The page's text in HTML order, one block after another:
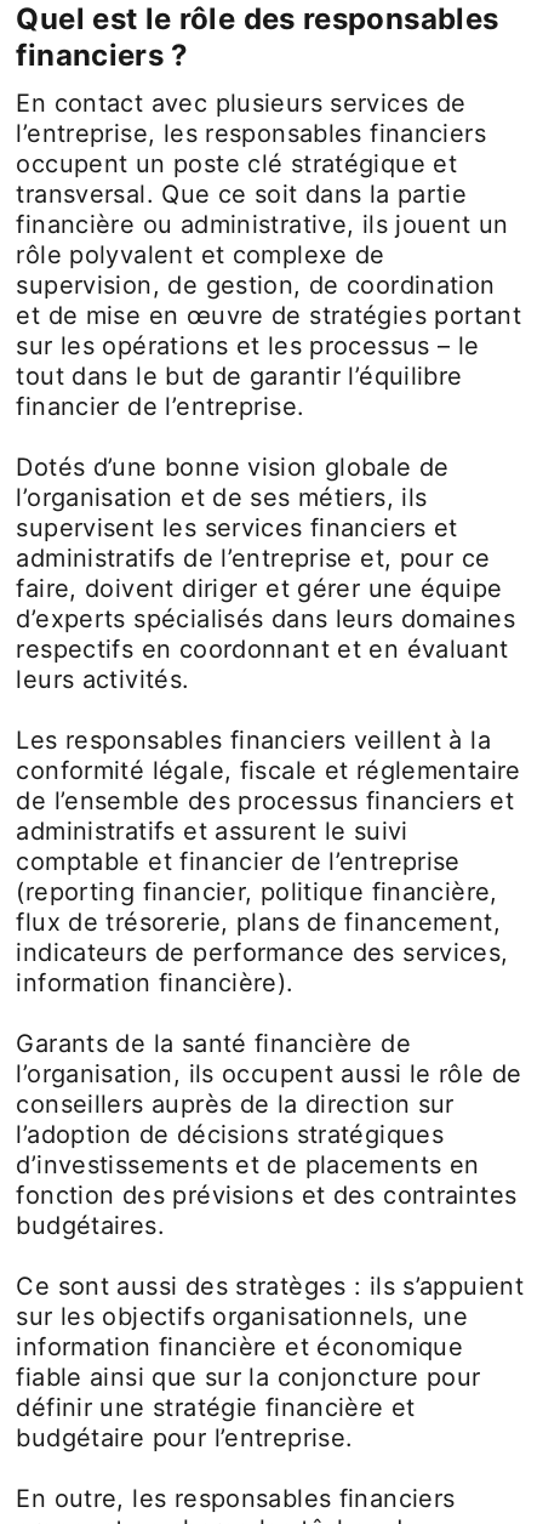
Quel est le rôle des responsables
financiers ?
En contact avec plusieurs services de
l’entreprise, les responsables financiers
occupent un poste clé stratégique et
transversal. Que ce soit dans la partie
financière ou administrative, ils jouent un
rôle polyvalent et complexe de
supervision, de gestion, de coordination
et de mise en œuvre de stratégies portant
sur les opérations et les processus – le
tout dans le but de garantir l’équilibre
financier de l’entreprise.
Dotés d’une bonne vision globale de
l’organisation et de ses métiers, ils
supervisent les services financiers et
administratifs de l’entreprise et, pour ce
faire, doivent diriger et gérer une équipe
d’experts spécialisés dans leurs domaines
respectifs en coordonnant et en évaluant
leurs activités.
Les responsables financiers veillent à la
conformité légale, fiscale et réglementaire
de l’ensemble des processus financiers et
administratifs et assurent le suivi
comptable et financier de l’entreprise
(reporting financier, politique financière,
flux de trésorerie, plans de financement,
indicateurs de performance des services,
information financière).
Garants de la santé financière de
l’organisation, ils occupent aussi le rôle de
conseillers auprès de la direction sur
l’adoption de décisions stratégiques
d’investissements et de placements en
fonction des prévisions et des contraintes
budgétaires.
Ce sont aussi des stratèges : ils s’appuient
sur les objectifs organisationnels, une
information financière et économique
fiable ainsi que sur la conjoncture pour
définir une stratégie financière et
budgétaire pour l’entreprise.
En outre, les responsables financiers